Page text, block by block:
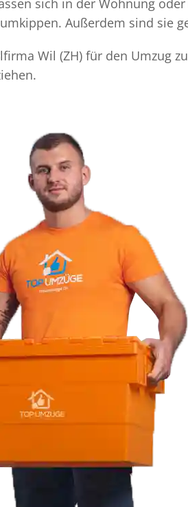
sich in der Wohnung
Außerdem sind sie
Wil (ZH) für den Umzug